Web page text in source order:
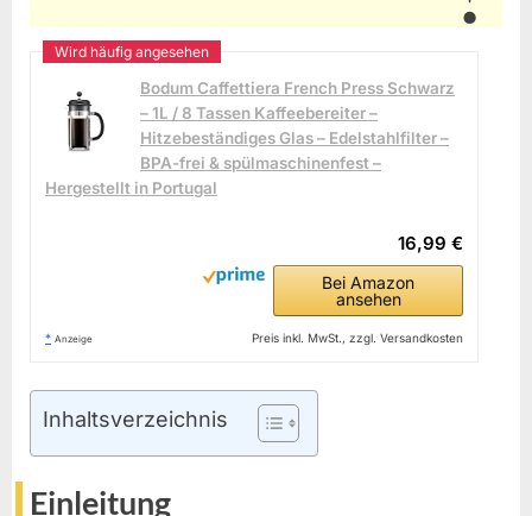
Bodum Caffettiera French Press Schwarz
– 1L / 8 Tassen Kaffeebereiter –
Hitzebeständiges Glas – Edelstahlfilter –
BPA-frei & spülmaschinenfest –
Hergestellt in Portugal
16,99 €
Bei Amazon
ansehen
* Anzeige Preis inkl. MwSt., zzgl. Versandkosten
Inhaltsverzeichnis
Einleitung